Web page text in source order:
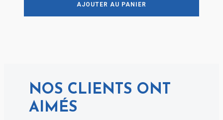
AJOUTER AU PANIER
NOS CLIENTS ONT
AIMÉS